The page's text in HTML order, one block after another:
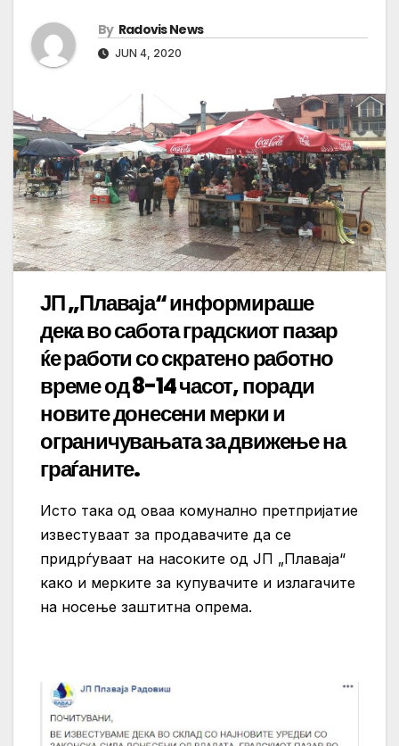
By Radovis News
JUN 4, 2020
ЈП „Плаваја“ информираше
дека во сабота градскиот пазар
ќе работи со скратено работно
време од 8-14 часот, поради
новите донесени мерки и
ограничувањата за движење на
граѓаните.
Исто така од оваа комунално претпријатие
известуваат за продавачите да се
придрѓуваат на насоките од ЈП „Плаваја“
како и мерките за купувачите и излагачите
на носење заштитна опрема.